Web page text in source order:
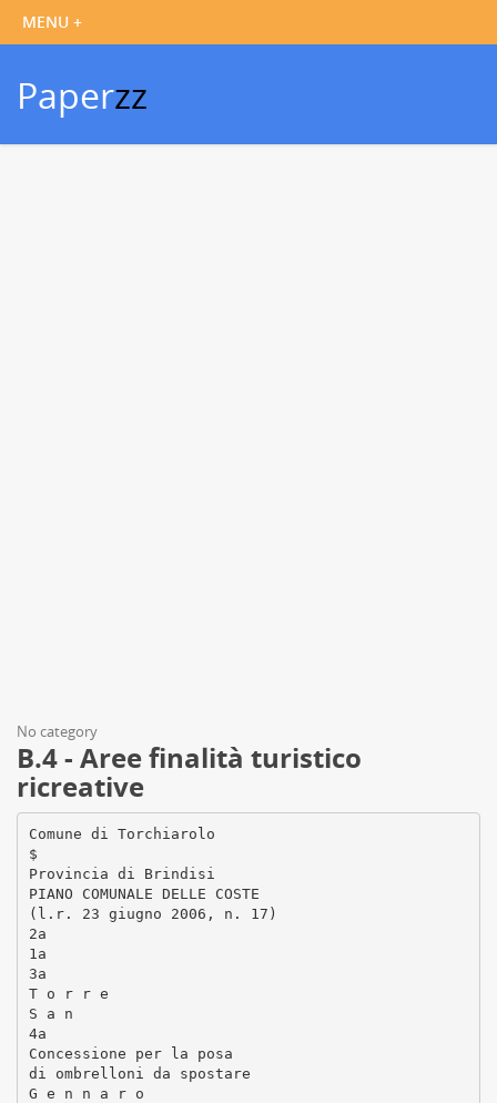
Paperzz
No category
B.4 - Aree finalità turistico
ricreative
Comune di Torchiarolo
$
Provincia di Brindisi
PIANO COMUNALE DELLE COSTE
(l.r. 23 giugno 2006, n. 17)
2a
1a
3a
T o r r e
S a n
4a
Concessione per la posa
di ombrelloni da spostare
G e n n a r o